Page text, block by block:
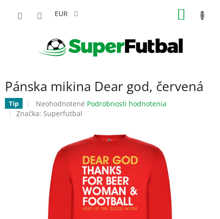
EUR
Pánska mikina Dear god, červená
Tip
Priemerné
hodnotenie
hviezdičiek.
Neohodnotené Podrobnosti hodnotenia
Značka: Superfutbal